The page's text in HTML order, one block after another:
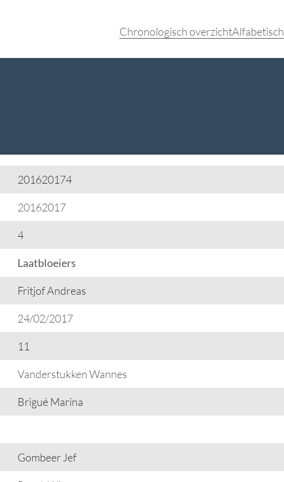
Chronologisch overzicht
201620174
20162017
4
Laatbloeiers
Fritjof Andreas
24/02/2017
11
Vanderstukken Wannes
Brigué Marina
Gombeer Jef